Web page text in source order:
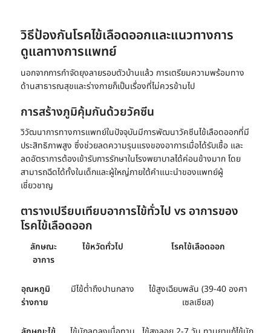
วิธีป้องกันโรคไข้เลือดออกและแนวทางการ
ดูแลทางการแพทย์
นอกจากการกำจัดยุงลายรอบตัวบ้านแล้ว การเตรียมความพร้อมทาง
ด้านสาธารณสุขและร่างกายก็เป็นเรื่องที่ไม่ควรข้ามไป
การสร้างภูมิคุ้มกันด้วยวัคซีน
วิวัฒนาการทางการแพทย์ในปัจจุบันมีการพัฒนาวัคซีนไข้เลือดออกที่มี
ประสิทธิภาพสูง ซึ่งช่วยลดความรุนแรงของอาการเมื่อได้รับเชื้อ และ
ลดอัตราการต้องเข้ารับการรักษาในโรงพยาบาลได้ค่อนข้างมาก โดย
สามารถฉีดได้ทั้งในเด็กและผู้ใหญ่ภายใต้คำแนะนำของแพทย์ผู้
เชี่ยวชาญ
ตารางเปรียบเทียบอาการไข้ทั่วไป vs อาการของ
โรคไข้เลือดออก
ลักษณะ
อาการ
ไข้หวัดทั่วไป โรคไข้เลือดออก
อุณหภูมิ
ร่างกาย
มีไข้ต่ำถึงปานกลาง
ไข้สูงเฉียบพลัน (39-40 องศา
เซลเซียส)